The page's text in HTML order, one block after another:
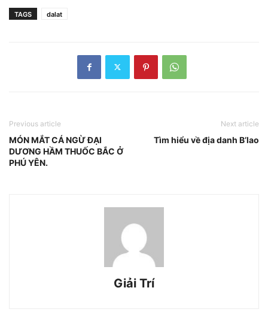
TAGS dalat
Previous article
MÓN MẮT CÁ NGỪ ĐẠI
DƯƠNG HẦM THUỐC BẮC Ở
PHÚ YÊN.
Next article
Tìm hiểu về địa danh B’lao
Giải Trí